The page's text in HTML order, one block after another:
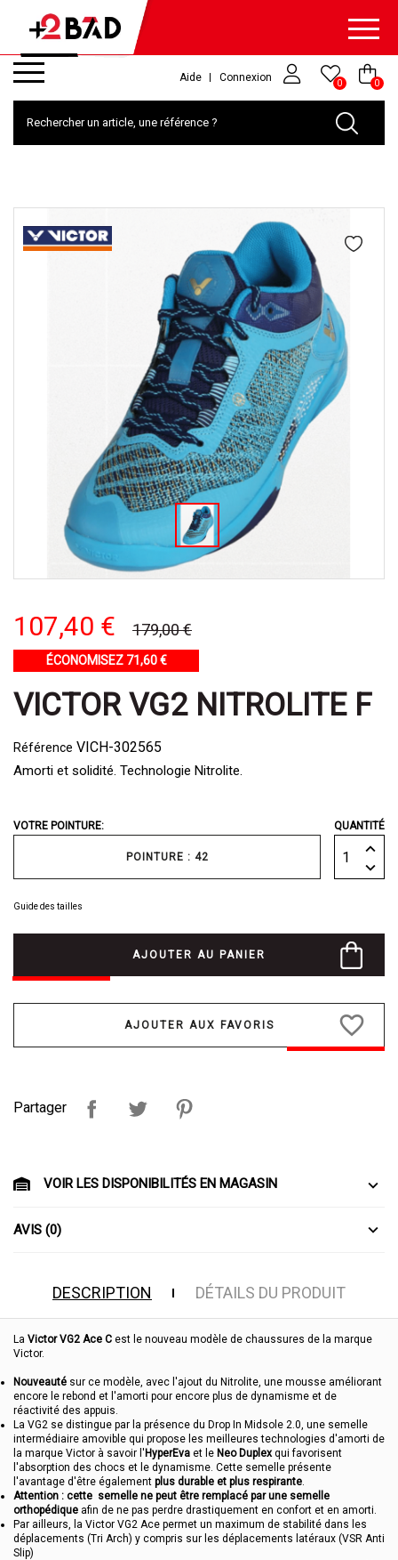
Aide Connexion 0 0
107,40 € 179,00 €
ÉCONOMISEZ 71,60 €
VICTOR VG2 NITROLITE F
Référence VICH-302565
Amorti et solidité. Technologie Nitrolite.
VOTRE POINTURE:
POINTURE : 42
QUANTITÉ
Guide des tailles
AJOUTER AU PANIER
favorite_border
Partager
VOIR LES DISPONIBILITÉS EN MAGASIN
AVIS (0)
DESCRIPTION DÉTAILS DU PRODUIT
La Victor VG2 Ace C est le nouveau modèle de chaussures de la marque
Victor.
Nouveauté sur ce modèle, avec l'ajout du Nitrolite, une mousse améliorant
encore le rebond et l'amorti pour encore plus de dynamisme et de
réactivité des appuis.
La VG2 se distingue par la présence du Drop In Midsole 2.0, une semelle
intermédiaire amovible qui propose les meilleures technologies d'amorti de
la marque Victor à savoir l' HyperEva et le Neo Duplexqui favorisent
l'absorption des chocs et le dynamisme. Cette semelle présente
l'avantage d'être également plus durable et plus respirante.
Attention : cette semelle ne peut être remplacé par une semelle
orthopédique afin de ne pas perdre drastiquement en confort et en amorti.
Par ailleurs, la Victor VG2 Ace permet un maximum de stabilité dans les
déplacements (Tri Arch) y compris sur les déplacements latéraux (VSR Anti
Slip)